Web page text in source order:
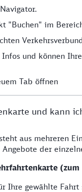
"Buchen" im
und können
Tab öffnen
und kann
aus mehreren
der
Ihre gewählte